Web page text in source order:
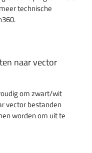
technische
naar vector
om zwart/wit
vector bestanden
worden om uit te